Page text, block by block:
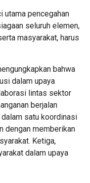
utama pencegahan
seluruh elemen,
masyarakat, harus
bahwa
dalam upaya
lintas sektor
berjalan
satu koordinasi
dengan memberikan
Ketiga,
dalam upaya